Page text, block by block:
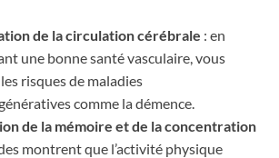
de la circulation cérébrale : en
une bonne santé vasculaire, vous
risques de maladies
comme la démence.
de la mémoire et de la concentration
montrent que l’activité physique